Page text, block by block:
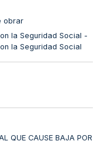
obrar
la Seguridad Social -
la Seguridad Social
QUE CAUSE BAJA POR